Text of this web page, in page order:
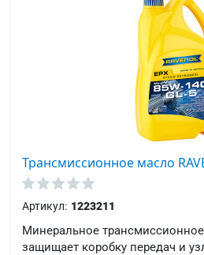
Трансмиссионное масло
Артикул: 1223211
Минеральное
защищает коробку передач и